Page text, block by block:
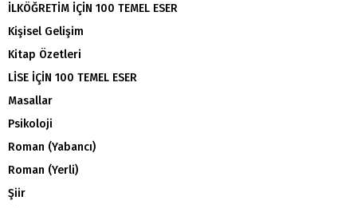
İLKÖĞRETİM İÇİN 100 TEMEL ESER
Kişisel Gelişim
Kitap Özetleri
LİSE İÇİN 100 TEMEL ESER
Masallar
Psikoloji
Roman (Yabancı)
Roman (Yerli)
Şiir